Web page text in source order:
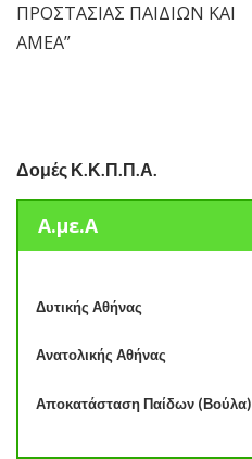
ΠΡΟΣΤΑΣΙΑΣ ΠΑΙΔΙΩΝ ΚΑΙ
ΑΜΕΑ”
Δομές Κ.Κ.Π.Π.Α.
Α.με.Α
Δυτικής Αθήνας
Ανατολικής Αθήνας
Αποκατάσταση Παίδων (Βούλα)